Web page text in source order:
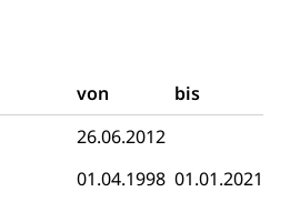
von
bis
26.06.2012
01.04.1998 01.01.2021